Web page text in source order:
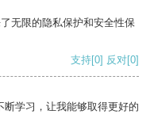
无限的隐私保护和安全性保
支持[0] 反对[0]
学习，让我能够取得更好的